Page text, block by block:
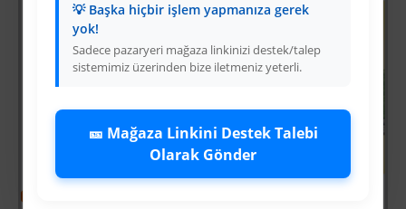
💡 Başka hiçbir işlem yapmanıza gerek
yok!
Sadece pazaryeri mağaza linkinizi destek/talep
sistemimiz üzerinden bize iletmeniz yeterli.
🎫 Mağaza Linkini Destek Talebi
Olarak Gönder